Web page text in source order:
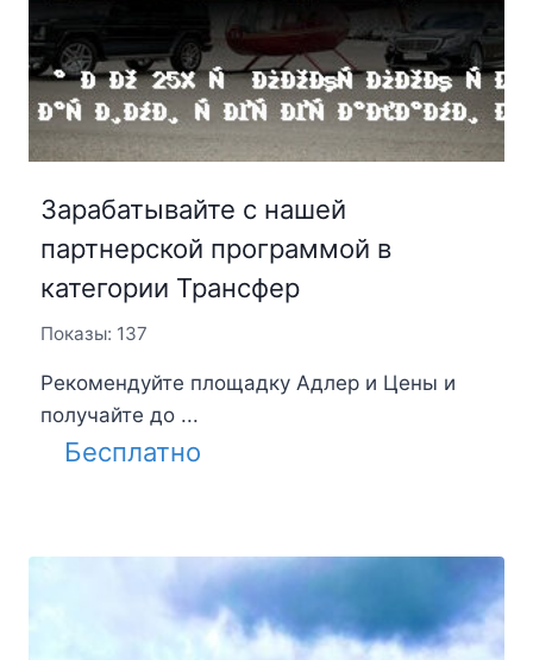
Зарабатывайте с нашей
партнерской программой в
категории Трансфер
Показы: 137
Рекомендуйте площадку Адлер и Цены и
получайте до ...
Бесплатно